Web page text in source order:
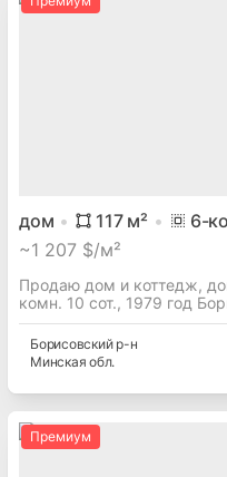
дом 117м² 6-
~1 207 $/м²
Продаю дом и коттедж,
комн. 10 сот., 1979 год
Борисовскийр-н
Минская обл.
Премиум